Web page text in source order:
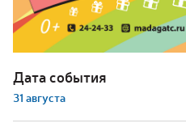
Дата события
31 августа